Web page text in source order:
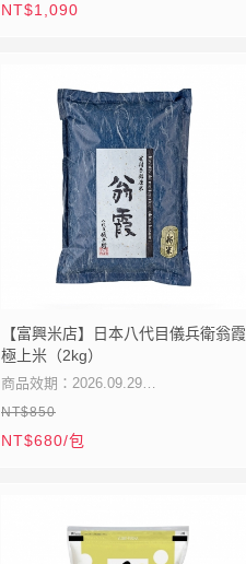
★一次嚐遍日本名米
NT$1,090
【富興米店】日本八代目儀兵衛翁霞
極上米（2kg）
商品效期：2026.09.29
★京都銀座人氣名店
★入口甘甜餘韻悠長
NT$850
NT$680/包